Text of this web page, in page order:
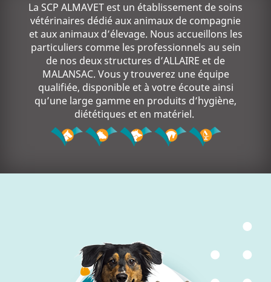
La SCP ALMAVET est un établissement de soins
vétérinaires dédié aux animaux de compagnie
et aux animaux d’élevage. Nous accueillons les
particuliers comme les professionnels au sein
de nos deux structures d’ALLAIRE et de
MALANSAC. Vous y trouverez une équipe
qualifiée, disponible et à votre écoute ainsi
qu’une large gamme en produits d’hygiène,
diététiques et en matériel.